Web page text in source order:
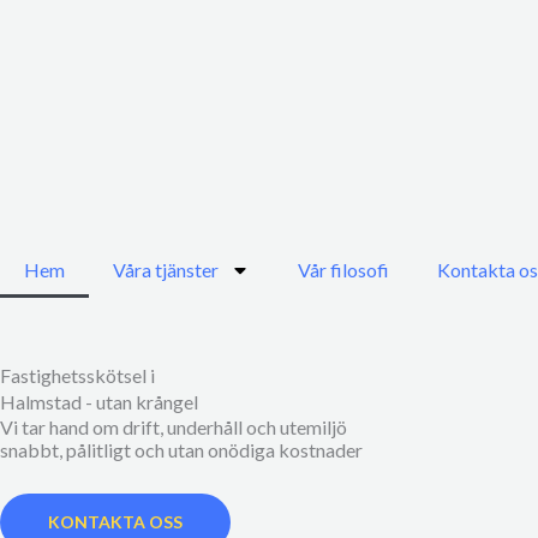
Hem Våra tjänster Vår filosofi Kontakta
Fastighetsskötsel i
Halmstad - utan krångel
Vi tar hand om drift, underhåll och utemiljö
snabbt, pålitligt och utan onödiga kostnader
KONTAKTA OSS